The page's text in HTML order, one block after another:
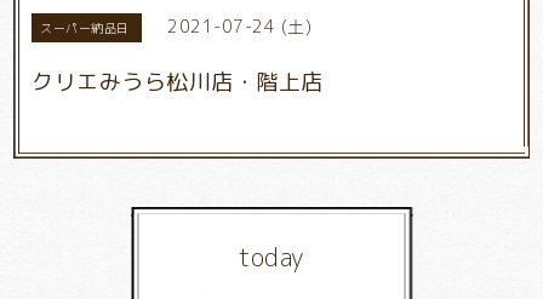
スーパー納品日 2021-07-24 (土)
クリエみうら松川店・階上店
today